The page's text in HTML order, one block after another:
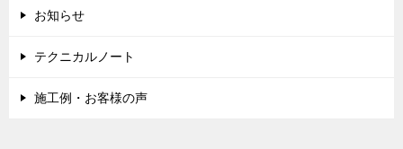
お知らせ
テクニカルノート
施工例・お客様の声